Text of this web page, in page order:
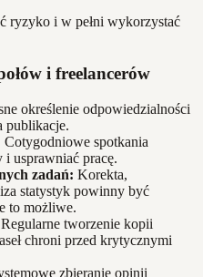
ryzyko i w pełni wykorzystać
i freelancerów
określenie odpowiedzialności
publikacje.
Cotygodniowe spotkania
i usprawniać pracę.
zadań: Korekta,
statystyk powinny być
to możliwe.
Regularne tworzenie kopii
chroni przed krytycznymi
zbieranie opinii